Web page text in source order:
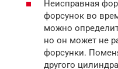
Неисправная
форсунок во
можно
но он может не
форсунки.
другого